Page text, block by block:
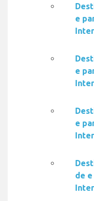
e
e
e
de